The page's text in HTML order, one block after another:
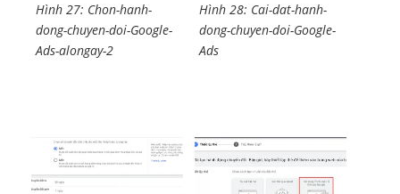
Hình 27: Chon-hanh-
dong-chuyen-doi-Google-
Ads-alongay-2
Hình 28: Cai-dat-hanh-
dong-chuyen-doi-Google-
Ads